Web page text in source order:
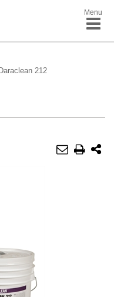
Menu
212